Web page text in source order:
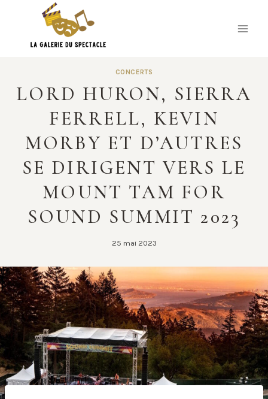
content
CONCERTS
LORD HURON, SIERRA
FERRELL, KEVIN
MORBY ET D’AUTRES
SE DIRIGENT VERS LE
MOUNT TAM FOR
SOUND SUMMIT 2023
25 mai 2023